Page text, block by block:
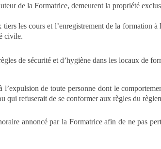
de la Formatrice, demeurent la propriété
les cours et l’enregistrement de la formation
civile.
de sécurité et d’hygiène dans les locaux de
de toute personne dont le
qui refuserait de se conformer aux règles du
annoncé par la Formatrice afin de ne pas